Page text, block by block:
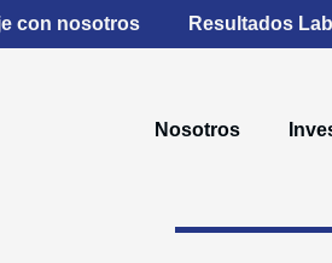
con nosotros Resultados
Nosotros